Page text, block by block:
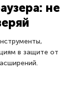
не
в защите от